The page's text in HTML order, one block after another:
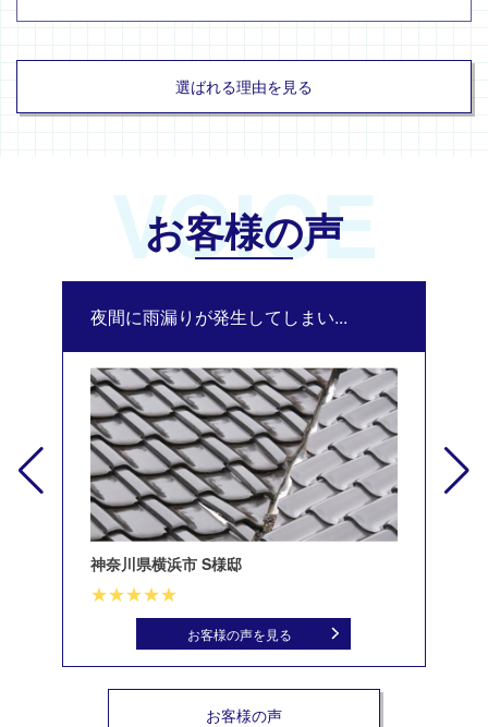
選ばれる理由を見る
VOICE
お客様の声
夜間に雨漏りが発生してしまい...
神奈川県横浜市 S様邸
お客様の声を見る
お客様の声